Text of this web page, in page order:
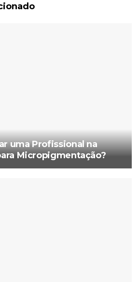
uma Profissional na
Micropigmentação?